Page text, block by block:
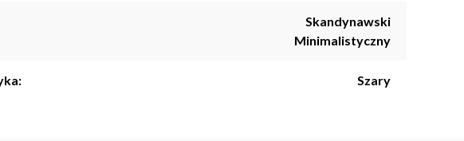
Skandynawski
Minimalistyczny
Szary